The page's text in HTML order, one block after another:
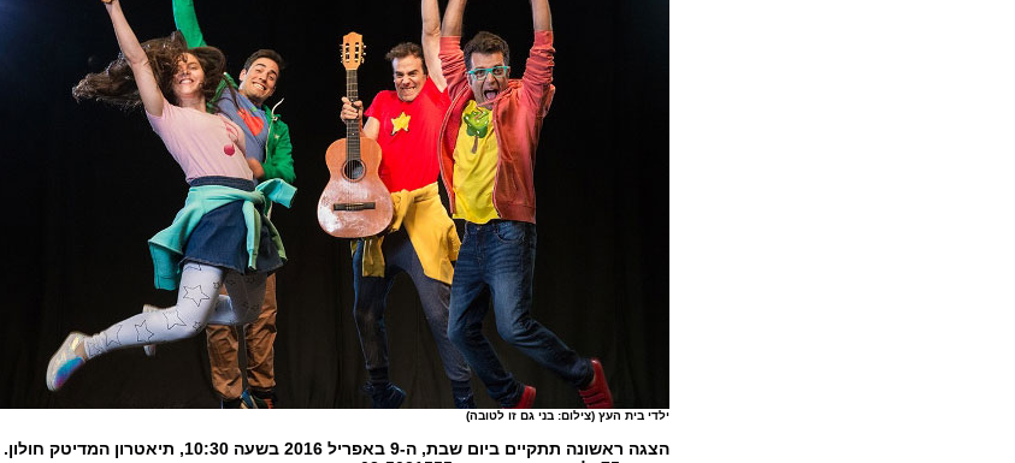
ילדי בית העץ (צילום: בני גם זו לטובה)
הצגה ראשונה תתקיים ביום שבת, ה-9 באפריל 2016 בשעה 10:30, תיאטרון המדיטק חולון.